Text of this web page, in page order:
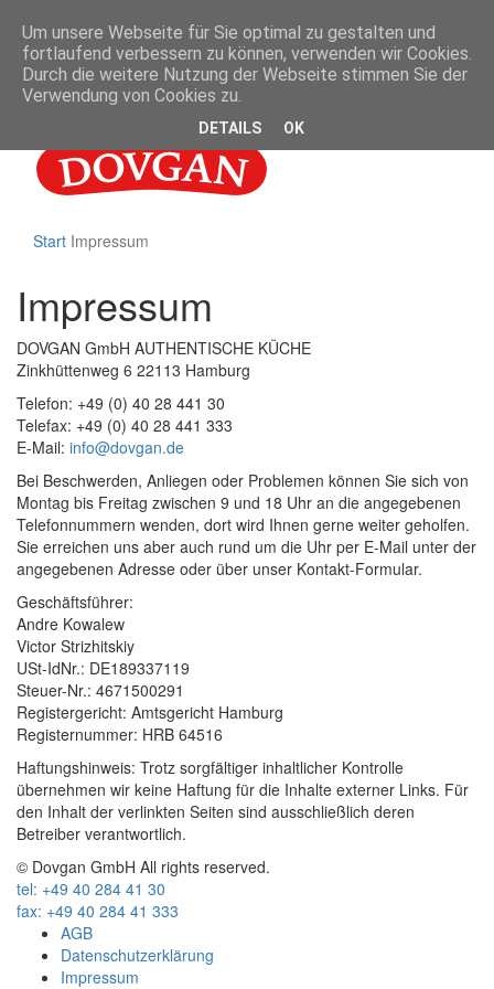
Anmelden
Zinkhüttenweg 6, 22113 Hamburg
+49 40 284 41 30
Start Impressum
Impressum
DOVGAN GmbH AUTHENTISCHE KÜCHE
Zinkhüttenweg 6 22113 Hamburg
Telefon: +49 (0) 40 28 441 30
Telefax: +49 (0) 40 28 441 333
E-Mail: info@dovgan.de
Bei Beschwerden, Anliegen oder Problemen können Sie sich von
Montag bis Freitag zwischen 9 und 18 Uhr an die angegebenen
Telefonnummern wenden, dort wird Ihnen gerne weiter geholfen.
Sie erreichen uns aber auch rund um die Uhr per E-Mail unter der
angegebenen Adresse oder über unser Kontakt-Formular.
Geschäftsführer:
Andre Kowalew
Victor Strizhitskiy
USt-IdNr.: DE189337119
Steuer-Nr.: 4671500291
Registergericht: Amtsgericht Hamburg
Registernummer: HRB 64516
Haftungshinweis: Trotz sorgfältiger inhaltlicher Kontrolle
übernehmen wir keine Haftung für die Inhalte externer Links. Für
den Inhalt der verlinkten Seiten sind ausschließlich deren
Betreiber verantwortlich.
© Dovgan GmbH All rights reserved.
tel: +49 40 284 41 30
fax: +49 40 284 41 333
AGB
Datenschutzerklärung
Impressum
Um unsere Webseite für Sie optimal zu gestalten und
fortlaufend verbessern zu können, verwenden wir Cookies.
Durch die weitere Nutzung der Webseite stimmen Sie der
Verwendung von Cookies zu.
DETAILS OK